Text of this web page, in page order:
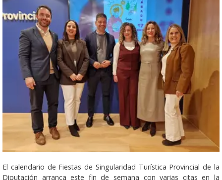
El calendario de Fiestas de Singularidad Turística Provincial de la
Diputación arranca este fin de semana con varias citas en la